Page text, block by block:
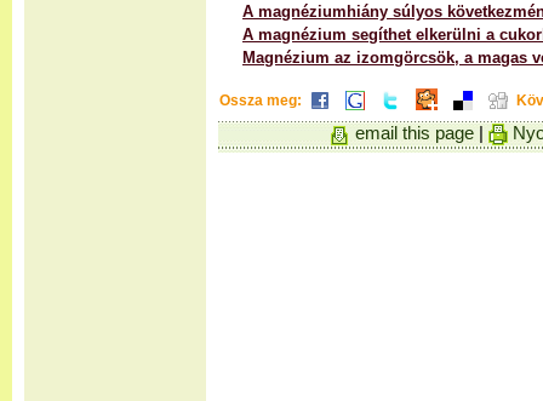
A magnéziumhiány súlyos
A magnézium segíthet elkerülni a
Magnézium az izomgörcsök, a magas
Ossza meg:
email this page